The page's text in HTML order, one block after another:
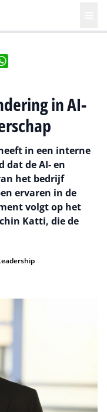
in AI-
in een interne
dat de AI- en
het bedrijf
ervaren in de
volgt op het
Katti, die de